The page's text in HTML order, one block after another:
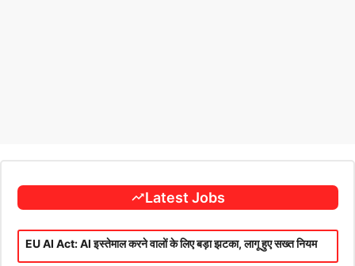
Latest Jobs
EU AI Act: AI इस्तेमाल करने वालों के लिए बड़ा झटका, लागू हुए सख्त नियम